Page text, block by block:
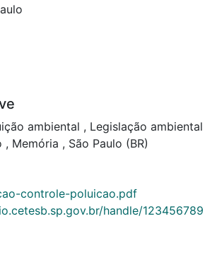
ambiental , Legislação ambiental
, Memória , São Paulo (BR)
controle-poluicao.pdf
handle/123456789